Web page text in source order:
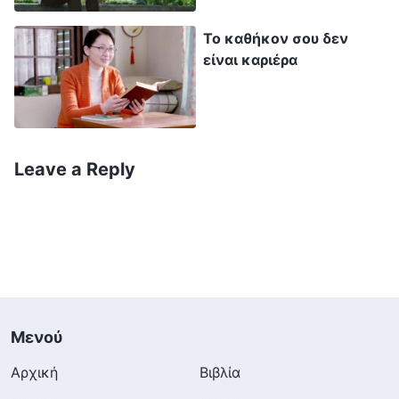
ελεεινοί; Σε οτιδήποτε ωφελεί τη θέση ή τη
φήμη τους, καταβάλλουν προσπάθειες να
κάνουν ή να πουν ό,τι είναι απαραίτητο και
υπομένουν πρόθυμα κάθε ταλαιπωρία. Αλλά
όταν πρόκειται για έργο που οργανώνεται
την ανάπτυξη της ζωής του εκλεκτού λαού
κάποιος ανακαλύψει και αναφέρει τις κακές
Το καθήκον σου δεν
είναι καριέρα
Leave a Reply
Μενού
Αρχική
Βιβλία